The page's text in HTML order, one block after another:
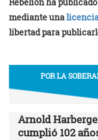
mediante una
libertad para
POR LA
Arnold
cumplió 102